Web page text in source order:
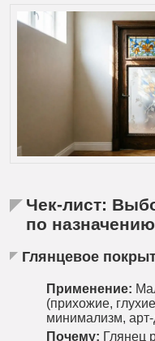
Чек-лист:
по
Глянцевое
Применение:
(прихожие,
минимализм, арт-
Почему: Глянец